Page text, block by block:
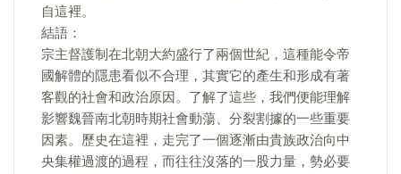
自這裡。
結語：
宗主督護制在北朝大約盛行了兩個世紀，這種能令帝
國解體的隱患看似不合理，其實它的產生和形成有著
客觀的社會和政治原因。了解了這些，我們便能理解
影響魏晉南北朝時期社會動蕩、分裂割據的一些重要
因素。歷史在這裡，走完了一個逐漸由貴族政治向中
央集權過渡的過程，而往往沒落的一股力量，勢必要